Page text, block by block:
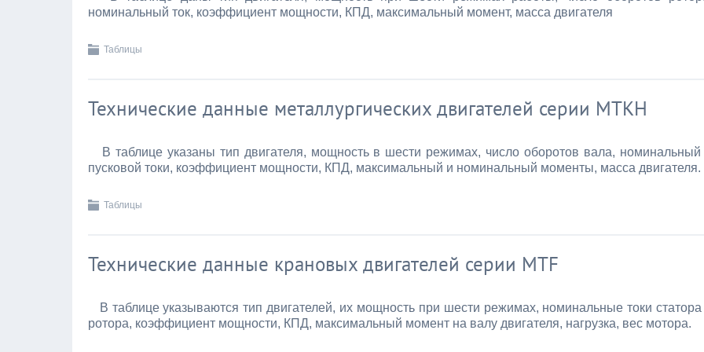
номинальный ток, коэффициент мощности, КПД, максимальный момент, масса двигателя
Таблицы
Технические данные металлургических двигателей серии МТКН
В таблице указаны тип двигателя, мощность в шести режимах, число оборотов вала, номинальный
пусковой токи, коэффициент мощности, КПД, максимальный и номинальный моменты, масса двигателя.
Таблицы
Технические данные крановых двигателей серии МТF
В таблице указываются тип двигателей, их мощность при шести режимах, номинальные токи
ротора, коэффициент мощности, КПД, максимальный момент на валу двигателя, нагрузка, вес мотора.